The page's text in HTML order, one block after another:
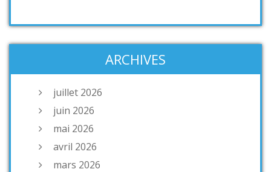
ARCHIVES
juillet 2026
juin 2026
mai 2026
avril 2026
mars 2026